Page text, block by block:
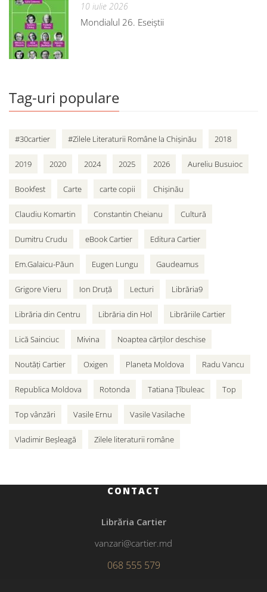
10 iulie 2026
Mondialul 26. Eseiștii
Tag-uri populare
#30cartier #Zilele Literaturii Române la Chișinău 2018
2019 2020 2024 2025 2026 Aureliu Busuioc
Bookfest Carte carte copii Chișinău
Claudiu Komartin Constantin Cheianu Cultură
Dumitru Crudu eBook Cartier Editura Cartier
Em.Galaicu-Păun Eugen Lungu Gaudeamus
Grigore Vieru Ion Druță Lecturi Librăria9
Librăria din Centru Librăria din Hol Librăriile Cartier
Lică Sainciuc Mivina Noaptea cărților deschise
Noutăți Cartier Oxigen Planeta Moldova Radu Vancu
Republica Moldova Rotonda Tatiana Țîbuleac Top
Top vânzări Vasile Ernu Vasile Vasilache
Vladimir Beșleagă Zilele literaturii române
CONTACT
Librăria Cartier
vanzari@cartier.md
068 555 579